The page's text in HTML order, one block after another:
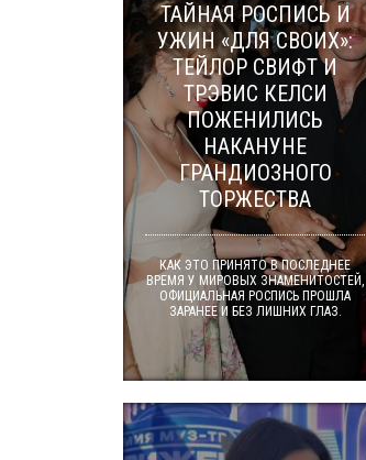
ТАЙНАЯ РОСПИСЬ И
УЖИН «ДЛЯ СВОИХ»:
ТЕЙЛОР СВИФТ И
ТРЭВИС КЕЛСИ
ПОЖЕНИЛИСЬ
НАКАНУНЕ
ГРАНДИОЗНОГО
ТОРЖЕСТВА
КАК ЭТО ПРИНЯТО В ПОСЛЕДНЕЕ
ВРЕМЯ У МИРОВЫХ ЗНАМЕНИТОСТЕЙ,
ОФИЦИАЛЬНАЯ РОСПИСЬ ПРОШЛА
ЗАРАНЕЕ И БЕЗ ЛИШНИХ ГЛАЗ.